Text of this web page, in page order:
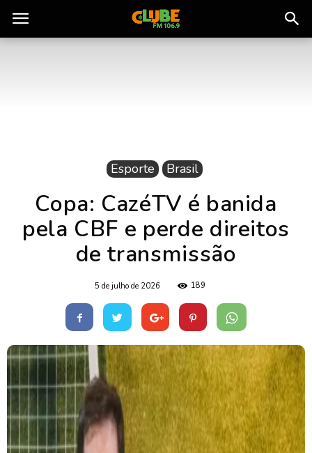
Rádio
Esporte Brasil
Copa: CazéTV é banida
pela CBF e perde direitos
de transmissão
5 de julho de 2026 189